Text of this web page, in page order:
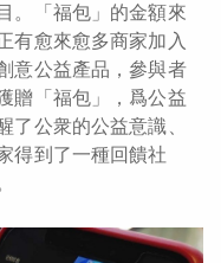
。「福包」的金額來
有愈來愈多商家加入
意公益產品，參與者
贈「福包」，爲公益
公衆的公益意識、
得到了一種回饋社